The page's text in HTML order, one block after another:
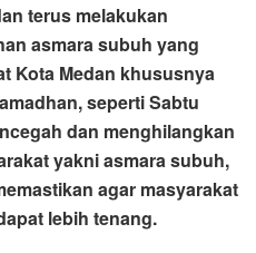
terus melakukan
asmara subuh yang
Kota Medan khususnya
seperti Sabtu
dan menghilangkan
yakni asmara subuh,
agar masyarakat
lebih tenang.